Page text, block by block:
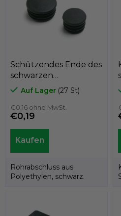
Schützendes Ende des
schwarzen
Polyethylenrohrs
A3CT, für
durchschnittlich
25mm, GeTech A3CT25
Auf Lager (27 St)
€0,16 ohne MwSt.
€0,19
Rohrabschluss aus
Polyethylen, schwarz.